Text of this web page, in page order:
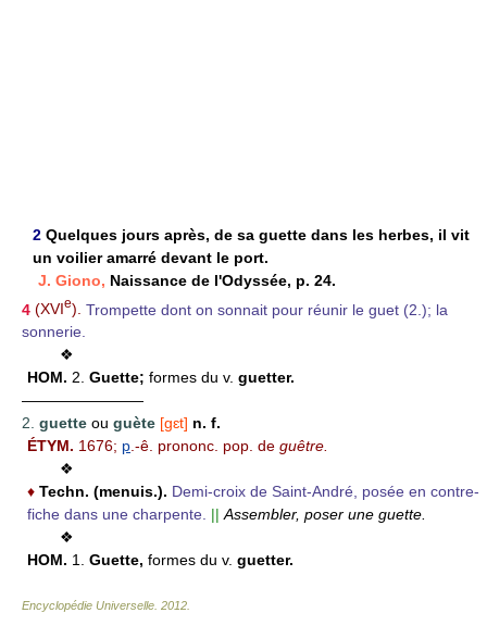
2 Quelques jours après, de sa guette dans les herbes, il vit
un voilier amarré devant le port.
J. Giono, Naissance de l'Odyssée, p. 24.
4 (XVIe). Trompette dont on sonnait pour réunir le guet (2.); la
sonnerie.
❖
HOM. 2. Guette; formes du v. guetter.
————————
2. guette ou guète [gɛt] n. f.
ÉTYM. 1676; p.-ê. prononc. pop. de guêtre.
❖
♦ Techn. (menuis.). Demi-croix de Saint-André, posée en contre-
fiche dans une charpente. || Assembler, poser une guette.
❖
HOM. 1. Guette, formes du v. guetter.
Encyclopédie Universelle 2012